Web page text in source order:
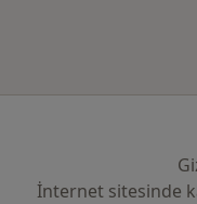
İnternet sitesinde